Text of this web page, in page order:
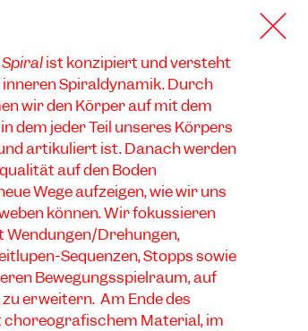
ist konzipiert und versteht
Spiraldynamik. Durch
wir den Körper auf mit dem
dem jeder Teil unseres Körpers
artikuliert ist. Danach werden
auf den Boden
Wege aufzeigen, wie wir uns
können. Wir fokussieren
Wendungen/Drehungen,
Sequenzen, Stopps sowie
Bewegungsspielraum, auf
erweitern. Am Ende des
Material, im